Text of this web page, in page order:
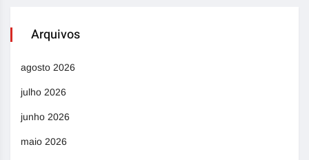
Arquivos
agosto 2026
julho 2026
junho 2026
maio 2026